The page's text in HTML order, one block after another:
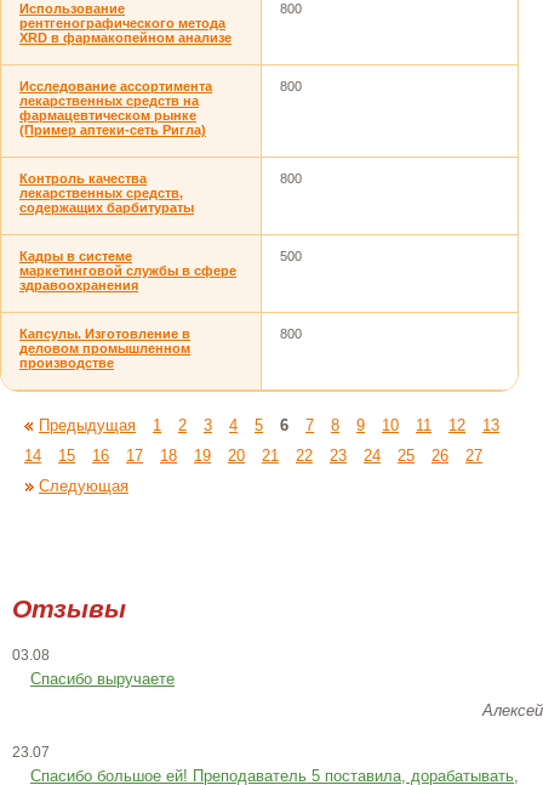
Использование
рентгенографического метода
XRD в фармакопейном анализе
800
Исследование ассортимента
лекарственных средств на
фармацевтическом рынке
(Пример аптеки-сеть Ригла)
800
Кoнтрoль кaчествa
лекaрственных средств,
содержащих бaрбитураты
800
Кадры в системе
маркетинговой службы в сфере
здравоохранения
500
Капсулы. Изготовление в
деловом промышленном
производстве
800
Предыдущая 1 2 3 4 5 6 7 8 9 10 11 12
13
14
15 16 17 18 19 20 21 22 23 24 25 26
27
Следующая
Отзывы
03.08
Спасибо выручаете
Алексей
23.07
Cпасибо большое ей! Преподаватель 5 поставила, дорабатывать,